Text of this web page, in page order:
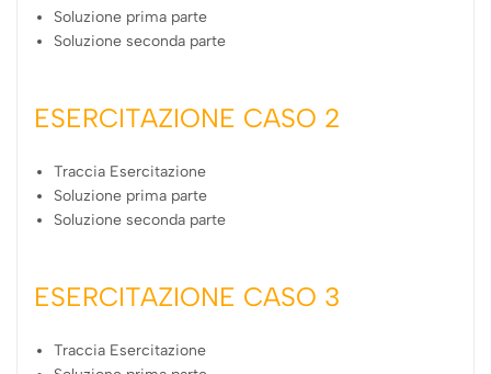
Soluzione prima parte
Soluzione seconda parte
ESERCITAZIONE CASO 2
Traccia Esercitazione
Soluzione prima parte
Soluzione seconda parte
ESERCITAZIONE CASO 3
Traccia Esercitazione